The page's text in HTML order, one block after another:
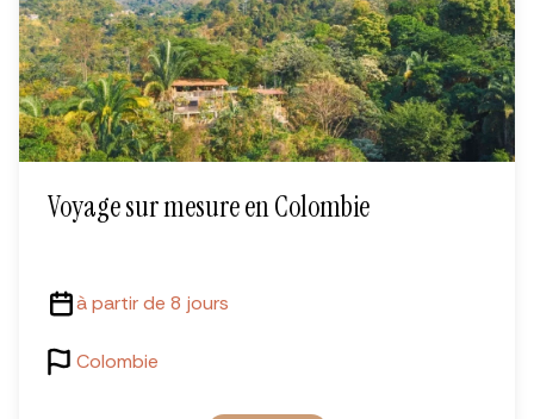
Voyage sur mesure en Colombie
à partir de 8 jours
Colombie